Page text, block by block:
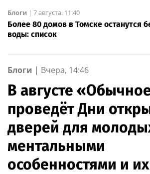
Блоги | 7 августа, 11:40
Более 80 домов в Томске останутся
воды: список
Блоги | Вчера, 14:46
В августе
проведёт Дни
дверей для
ментальными
особенностями и